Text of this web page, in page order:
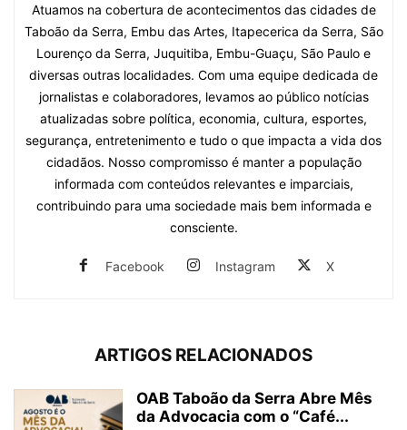
Atuamos na cobertura de acontecimentos das cidades de
Taboão da Serra, Embu das Artes, Itapecerica da Serra, São
Lourenço da Serra, Juquitiba, Embu-Guaçu, São Paulo e
diversas outras localidades. Com uma equipe dedicada de
jornalistas e colaboradores, levamos ao público notícias
atualizadas sobre política, economia, cultura, esportes,
segurança, entretenimento e tudo o que impacta a vida dos
cidadãos. Nosso compromisso é manter a população
informada com conteúdos relevantes e imparciais,
contribuindo para uma sociedade mais bem informada e
consciente.
Facebook Instagram X
ARTIGOS RELACIONADOS
OAB Taboão da Serra Abre Mês
da Advocacia com o “Café...